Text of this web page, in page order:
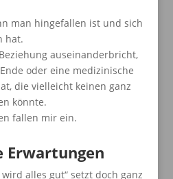
man hingefallen ist und sich
hat.
auseinanderbricht,
oder eine medizinische
die vielleicht keinen ganz
könnte.
fallen mir ein.
Erwartungen
wird alles gut“ setzt doch ganz